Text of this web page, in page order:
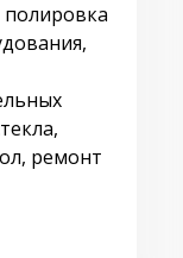
полировка
ремонт